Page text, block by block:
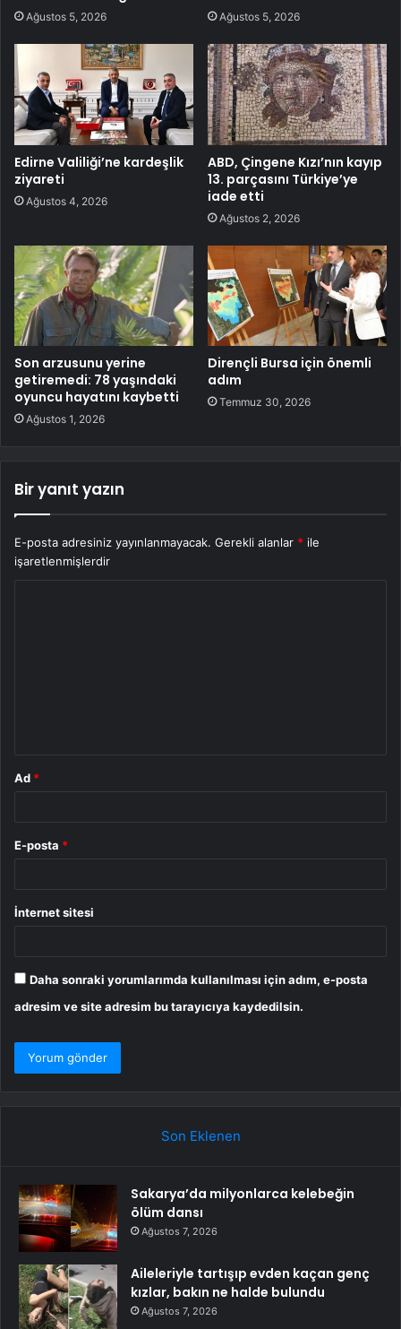
Ağustos 5, 2026 Ağustos 5, 2026
Edirne Valiliği’ne kardeşlik
ziyareti
Ağustos 4, 2026
ABD, Çingene Kızı’nın kayıp
13. parçasını Türkiye’ye
iade etti
Ağustos 2, 2026
Son arzusunu yerine
getiremedi: 78 yaşındaki
oyuncu hayatını kaybetti
Ağustos 1, 2026
Dirençli Bursa için önemli
adım
Temmuz 30, 2026
Bir yanıt yazın
E-posta adresiniz yayınlanmayacak. Gerekli alanlar * ile
işaretlenmişlerdir
Ad *
E-posta *
İnternet sitesi
Daha sonraki yorumlarımda kullanılması için adım, e-posta
adresim ve site adresim bu tarayıcıya kaydedilsin.
Son Eklenen
Sakarya’da milyonlarca kelebeğin
ölüm dansı
Ağustos 7, 2026
Aileleriyle tartışıp evden kaçan genç
kızlar, bakın ne halde bulundu
Ağustos 7, 2026